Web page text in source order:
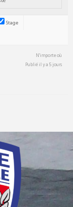
Stage
N'importe où
Publié il y a 5 jours